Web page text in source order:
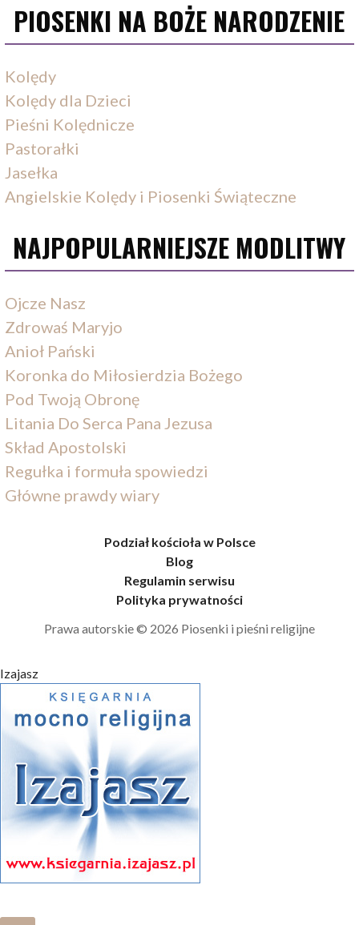
PIOSENKI NA BOŻE NARODZENIE
Kolędy
Kolędy dla Dzieci
Pieśni Kolędnicze
Pastorałki
Jasełka
Angielskie Kolędy i Piosenki Świąteczne
NAJPOPULARNIEJSZE MODLITWY
Ojcze Nasz
Zdrowaś Maryjo
Anioł Pański
Koronka do Miłosierdzia Bożego
Pod Twoją Obronę
Litania Do Serca Pana Jezusa
Skład Apostolski
Regułka i formuła spowiedzi
Główne prawdy wiary
Podział kościoła w Polsce
Blog
Regulamin serwisu
Polityka prywatności
Prawa autorskie © 2026 Piosenki i pieśni religijne
Izajasz